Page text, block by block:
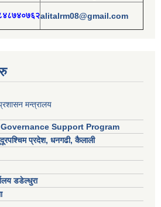
alitalrm08@gmail.com
मन्त्रालय
Support Program
प्रदेश, धनगढी, कैलाली
डडेल्धुरा